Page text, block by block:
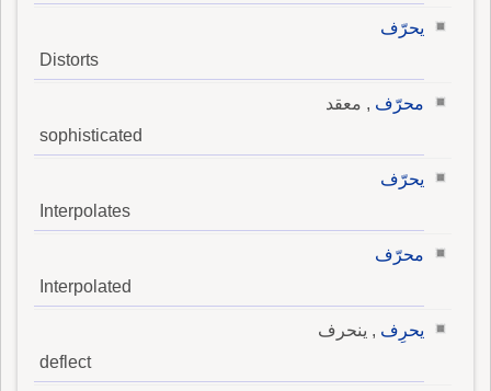
يحرّف
Distorts
محرّف , معقد
sophisticated
يحرّف
Interpolates
محرّف
Interpolated
يحرِف , ينحرف
deflect